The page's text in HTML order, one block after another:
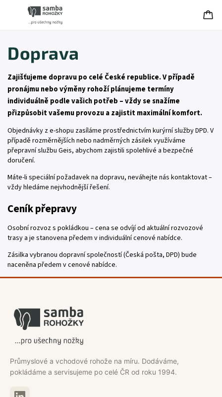
Doprava
Zajišťujeme dopravu po celé České republice. V případě
pronájmu nebo výměny rohoží plánujeme termíny
individuálně podle vašich potřeb – vždy se snažíme
přizpůsobit vašemu provozu a zajistit maximální komfort.
Objednávky z e-shopu zasíláme prostřednictvím kurýrní služby DPD. V
případě rozměrnějších nebo nadměrných zásilek využíváme
přepravní službu Geis, abychom zajistili spolehlivé a bezpečné
doručení.
Máte-li speciální požadavek na dopravu, neváhejte nás kontaktovat –
vždy hledáme nejvhodnější řešení.
Ceník přepravy
Osobní rozvoz s pokládkou – cena se odvíjí od aktuální rozvozové
trasy a je stanovena předem v individuální cenové nabídce.
Zásilka vybranou dopravní společností (Česká pošta, DPD) bude
naceněna předem v cenové nabídce.
Průmyslové a vchodové rohože na míru. Dodáváme,
pokládáme a servisujeme po celé ČR od roku 1994.